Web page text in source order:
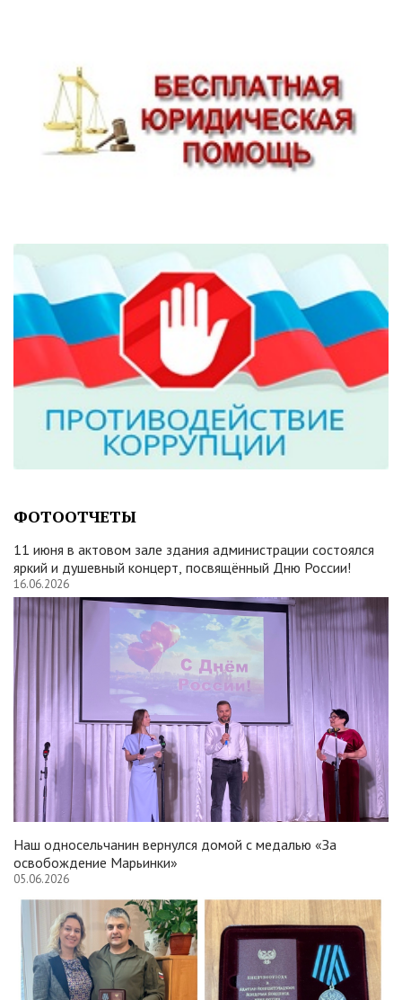
ФОТООТЧЕТЫ
11 июня в актовом зале здания администрации состоялся
яркий и душевный концерт, посвящённый Дню России!
16.06.2026
Наш односельчанин вернулся домой с медалью «За
освобождение Марьинки»
05.06.2026